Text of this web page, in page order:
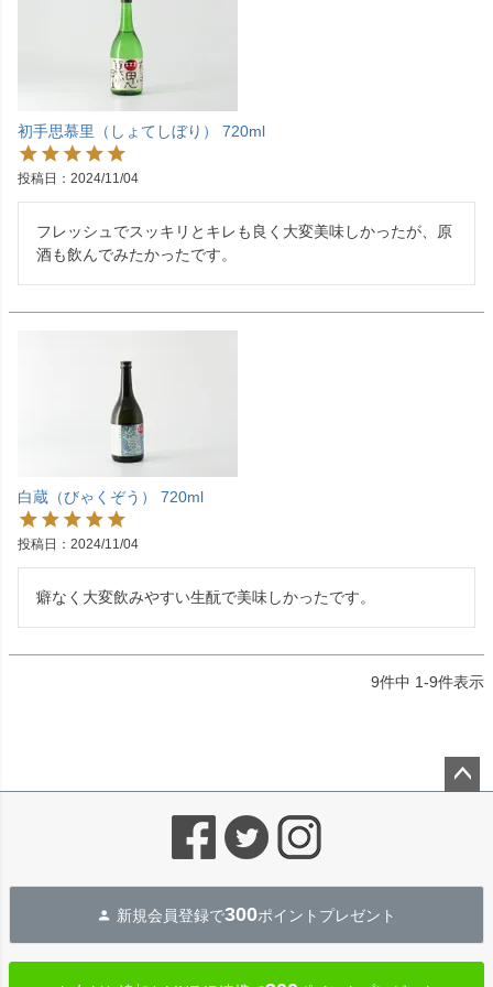
初手思慕里（しょてしぼり） 720ml
投稿日 2024/11/04
フレッシュでスッキリとキレも良く大変美味しかったが、原
酒も飲んでみたかったです。
白蔵（びゃくぞう） 720ml
投稿日 2024/11/04
癖なく大変飲みやすい生酛で美味しかったです。
9件中 1-9件表示
新規会員登録で300ポイントプレゼント